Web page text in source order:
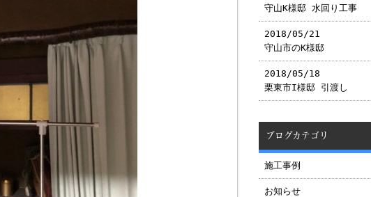
守山K様邸 水回り工事
2018/05/21
守山市のK様邸
2018/05/18
栗東市I様邸 引渡し
ブログカテゴリ
施工事例
お知らせ